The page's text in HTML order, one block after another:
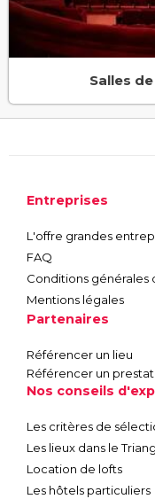
Salles
Entreprises
L'offre grandes
FAQ
Conditions générales
Mentions légales
Partenaires
Référencer un lieu
Référencer un
Nos conseils
Les critères de
Les lieux dans le
Location de lofts
Les hôtels particuliers